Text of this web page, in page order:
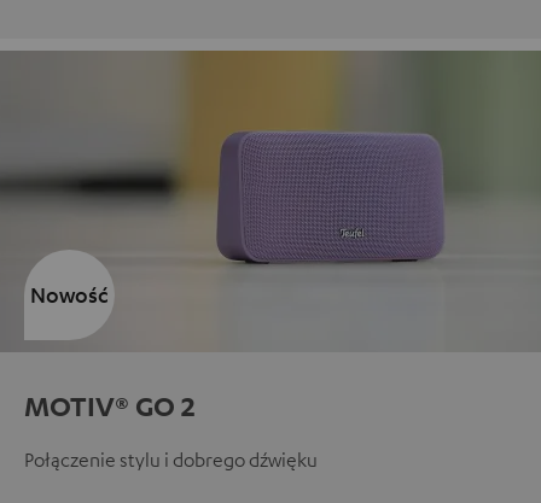
MOTIV® GO 2
Połączenie stylu i dobrego dźwięku
Nowość